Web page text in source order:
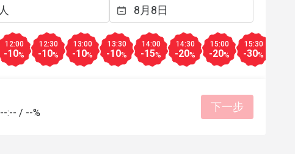
12:00
-10%
12:30
-10%
13:00
-10%
13:30
-10%
14:00
-15%
14:30
-20%
15:00
-20%
15:30
-30%
--:-- / --% 下一步